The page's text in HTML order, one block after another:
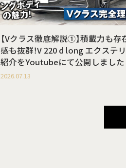
【Vクラス徹底解説①】積載力も存
感も抜群！V 220 d long エクステ
紹介をYoutubeにて公開しました
2026.07.13